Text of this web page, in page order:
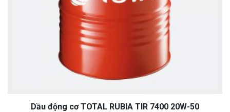
Dầu động cơ TOTAL RUBIA TIR 7400 20W-50